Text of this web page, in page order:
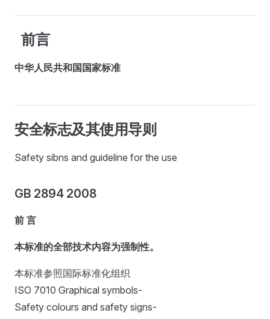
前言
中华人民共和国国家标准
安全标志及其使用导则
Safety sibns and guideline for the use
GB 2894 2008
前 言
本标准的全部技术内容为强制性。
本标准参照国际标准化组织
ISO 7010 Graphical symbols-
Safety colours and safety signs-